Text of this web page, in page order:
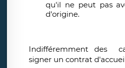
qu'il ne peut pas
d'origine.
Indifféremment des
signer un contrat